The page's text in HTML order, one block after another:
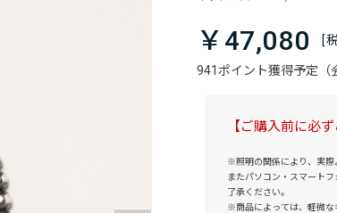
941ポイント獲得予定（
￥47,080
【ご購入前に必
※照明の関係により、実際
またパソコン・スマート
了承ください。
※商品によっては、軽微な